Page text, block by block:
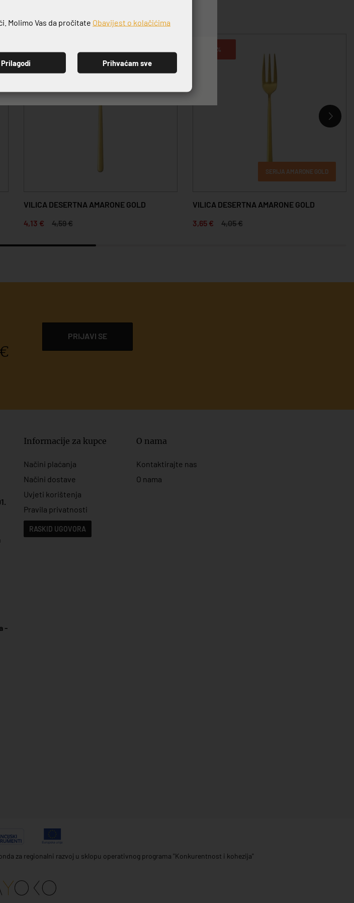
VILICA DESERTNA AMARONE GOLD
4,13 €
4,59 €
-10%
SERIJA AMARONE GOLD
VILICA DESERTNA AMARONE GOLD
3,65 €
4,05 €
PRIJAVI SE
-
Informacije za kupce
Načini plaćanja
Načini dostave
Uvjeti korištenja
Pravila privatnosti
RASKID UGOVORA
O nama
Kontaktirajte nas
O nama
za regionalni razvoj u sklopu operativnog programa "Konkurentnost i kohezija"
PRIJAVI SE
Molimo Vas da pročitate Obavijest o kolačićima
Prilagodi Prihvaćam sve